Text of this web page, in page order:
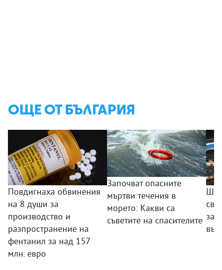
ОЩЕ ОТ БЪЛГАРИЯ
Повдигнаха обвинения
на 8 души за
производство и
разпространение на
фентанил за над 157
млн. евро
Започват опасните
мъртви течения в
морето: Какви са
съветите на спасителите